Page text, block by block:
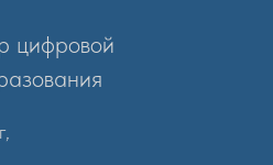
цифровой